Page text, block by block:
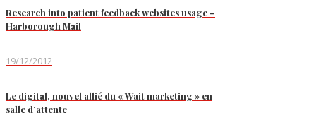
Research into patient feedback websites usage –
Harborough Mail
19/12/2012
Le digital, nouvel allié du « Wait marketing » en
salle d’attente